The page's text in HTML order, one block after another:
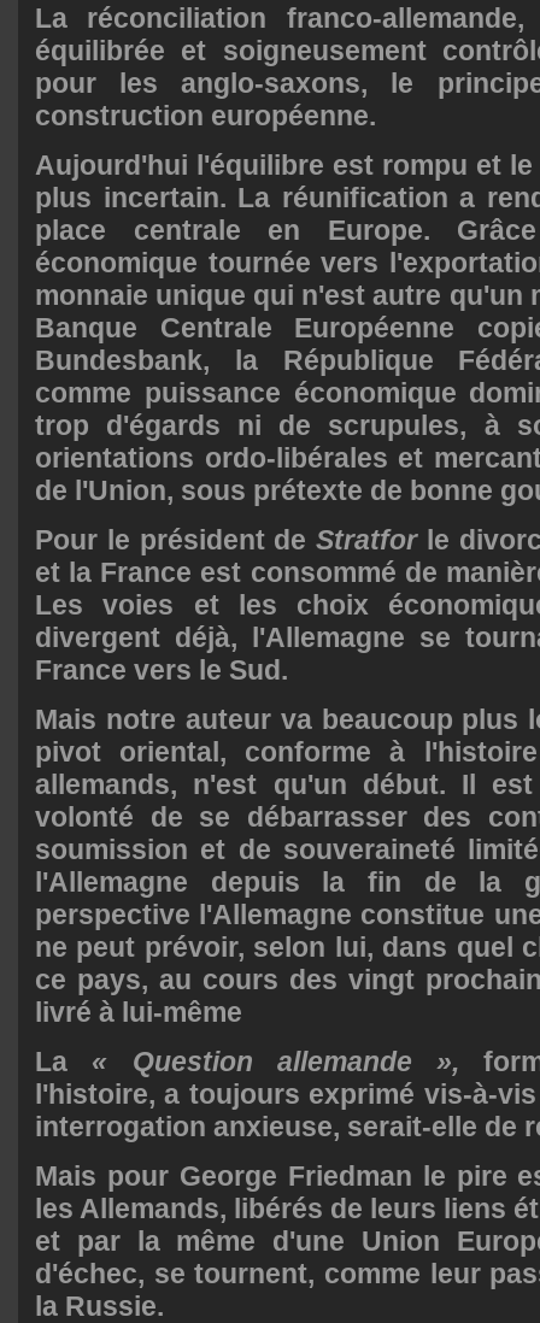
La réconciliation franco-
équilibrée et soigneusement
pour les anglo-saxons, le
construction européenne.
Aujourd'hui l'équilibre est rompu et
plus incertain. La réunification a
place centrale en Europe.
économique tournée vers
monnaie unique qui n'est autre qu'un
Banque Centrale Européenne
Bundesbank, la République
comme puissance économique
trop d'égards ni de scrupules, à
orientations ordo-libérales et
de l'Union, sous prétexte de bonne
Pour le président de Stratforle
et la France est consommé de
Les voies et les choix
divergent déjà, l'Allemagne se
France vers le Sud.
Mais notre auteur va beaucoup plus
pivot oriental, conforme à
allemands, n'est qu'un début. Il
volonté de se débarrasser des
soumission et de souveraineté
l'Allemagne depuis la fin de la
perspective l'Allemagne constitue
ne peut prévoir, selon lui, dans quel
ce pays, au cours des vingt
livré à lui-même
La « Question allemande »,
l'histoire, a toujours exprimé vis-à-
interrogation anxieuse, serait-elle de
Mais pour George Friedman le pire
les Allemands, libérés de leurs liens
et par la même d'une Union
d'échec, se tournent, comme leur
la Russie.